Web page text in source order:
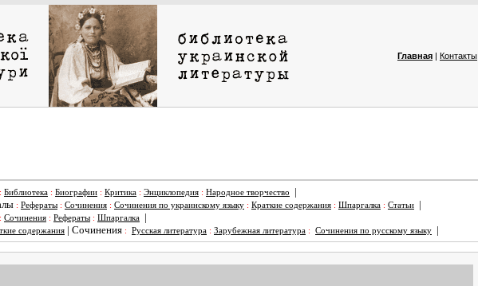
Главная | Контакты
: Библиотека : Биографии : Критика : Энциклопедия : Народное творчество
|
: Рефераты : Сочинения : Сочинения по украинскому языку : Краткие содержания : Шпаргалка : Статьи
|
: Сочинения : Рефераты : Шпаргалка
|
содержания | Сочинения : Русская литература : Зарубежная литература : Сочинения по русскому языку |